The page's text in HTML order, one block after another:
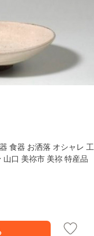
食器 お洒落 オシャレ 工
山口 美祢市 美祢 特産品